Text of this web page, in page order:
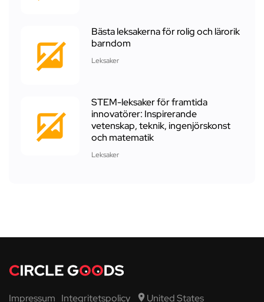
Bästa leksakerna för rolig och lärorik
barndom
Leksaker
STEM-leksaker för framtida
innovatörer: Inspirerande
vetenskap, teknik, ingenjörskonst
och matematik
Leksaker
Impressum Integritetspolicy United States